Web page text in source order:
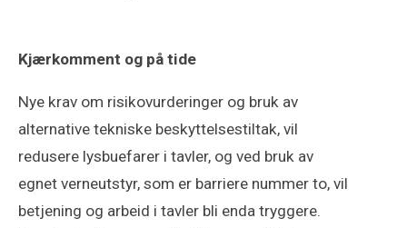
Kjærkomment og på tide
Nye krav om risikovurderinger og bruk av
alternative tekniske beskyttelsestiltak, vil
redusere lysbuefarer i tavler, og ved bruk av
egnet verneutstyr, som er barriere nummer to, vil
betjening og arbeid i tavler bli enda tryggere.